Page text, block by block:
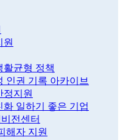
원
활균형 정책
인권 기록 아카이브
정지원
화 일하기 좋은 기업
전센터
해자 지원